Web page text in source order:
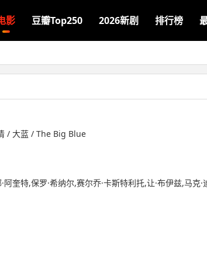
影 豆瓣Top250 2026新剧 排行榜
/ 大蓝 / The Big Blue
阿奎特,保罗·希纳尔,赛尔乔·卡斯特利托,让·布伊兹,马